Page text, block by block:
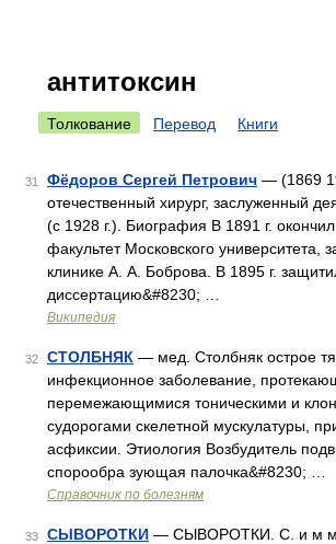
антитоксин
Толкование Перевод Книги
31 Фёдоров Сергей Петрович — (1869
отечественный хирург, заслуженный
(с 1928 г.). Биография В 1891 г.
факультет Московского университета,
клинике А. А. Боброва. В 1895 г.
диссертацию&#8230; …
Википедия
32 СТОЛБНЯК — мед. Столбняк острое
инфекционное заболевание,
перемежающимися тоническими и
судорогами скелетной мускулатуры,
асфиксии. Этиология Возбудитель
спорообра зующая палочка&#8230; …
Справочник по болезням
33 СЫВОРОТКИ — СЫВОРОТКИ. С. и м м